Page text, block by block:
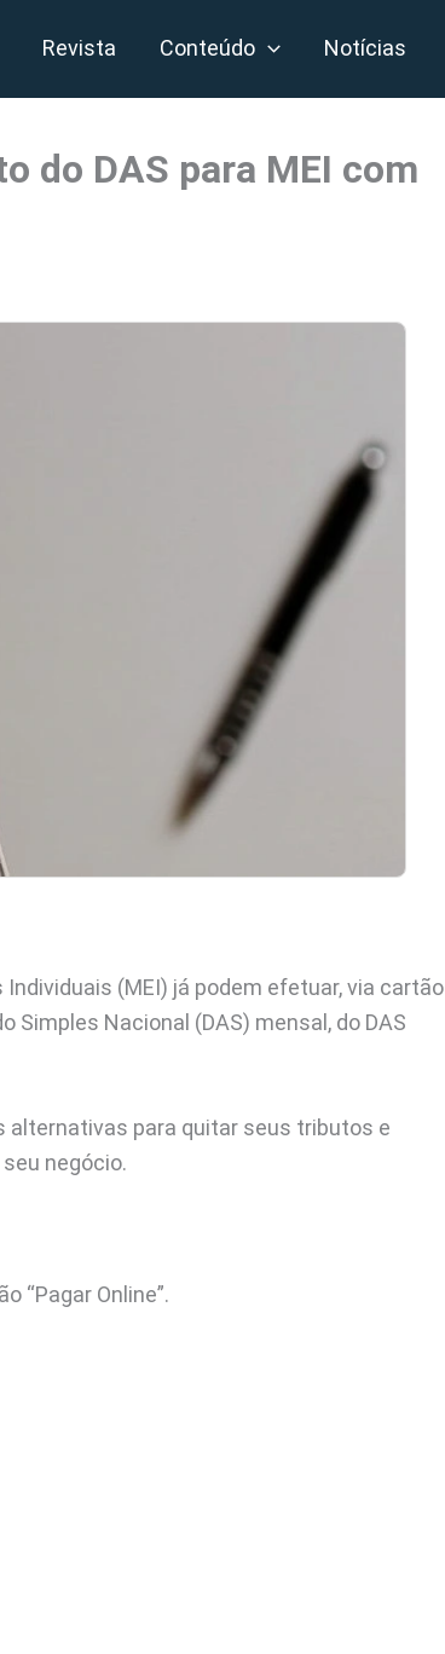
Revista Conteúdo Notícias
do DAS para MEI com
(MEI) já podem efetuar, via cartão
Simples Nacional (DAS) mensal, do DAS
alternativas para quitar seus tributos e
negócio.
“Pagar Online”.